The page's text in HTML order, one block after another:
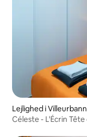
Lejlighed i
Céleste - L'Écrin